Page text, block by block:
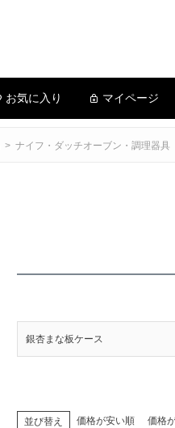
お気に入り マイページ
ナイフ・ダッチオーブン・調理器具
銀杏まな板ケース
並び替え 価格が安い順 価格